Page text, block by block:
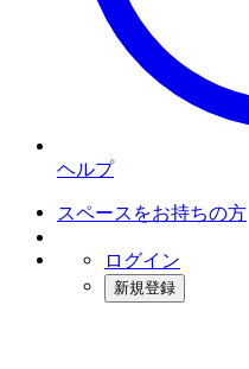
ヘルプ
スペースをお持ちの方
ログイン
新規登録